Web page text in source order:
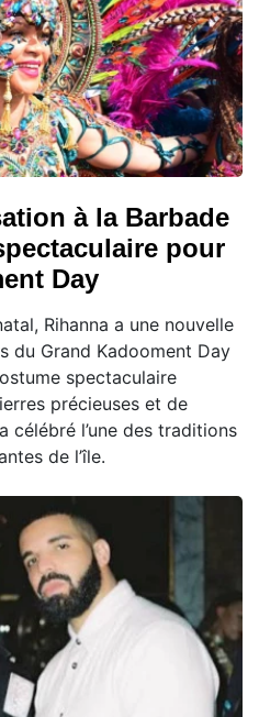
à la Barbade
pour
Day
Rihanna a une nouvelle
du Grand Kadooment Day
spectaculaire
précieuses et de
célébré l’une des traditions
de l’île.